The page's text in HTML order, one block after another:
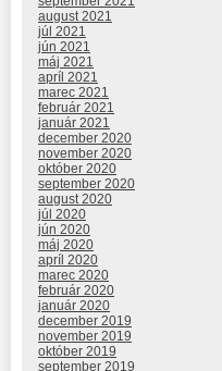
august 2021
júl 2021
jún 2021
máj 2021
apríl 2021
marec 2021
február 2021
január 2021
december 2020
november 2020
október 2020
september 2020
august 2020
júl 2020
jún 2020
máj 2020
apríl 2020
marec 2020
február 2020
január 2020
december 2019
november 2019
október 2019
september 2019